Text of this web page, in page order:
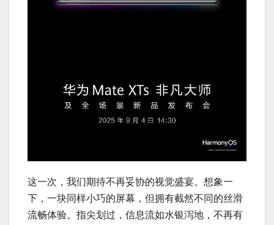
这一次，我们期待不再妥协的视觉盛宴。想象一
下，一块同样小巧的屏幕，但拥有截然不同的丝滑
流畅体验。指尖划过，信息流如水银泻地，不再有